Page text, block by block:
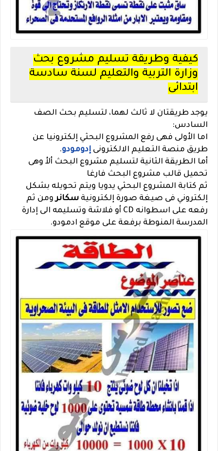
كيفية وطريقة تسليم مشروع بحث
وزارة التربية والتعليم لسنة سادسة
ابتدائى
يوجد طريقتان لا ثالث لهما، لتسليم بحث الصف
السادس:
اما الأولى فهى رفع المشروع البحثي إلكترونيا عن
طريق منصة التعليم الالكترونى إدومودو.
أما الطريقة الثانية لتسليم مشروع البحث ألأ وهى
تحميل قالب مشروع البحث فارغا
ثم كتابة المشروع البحثي يدويا ويتم تحويله بشكل
إلكتروني فى صيغة صورة إلكترونية سكانرومن ثم
رفعه على اسطوانه CD أو فلاشة وتسليمه الى إدارة
المدرسة المنوطة برفعة على موقع ادمودو.